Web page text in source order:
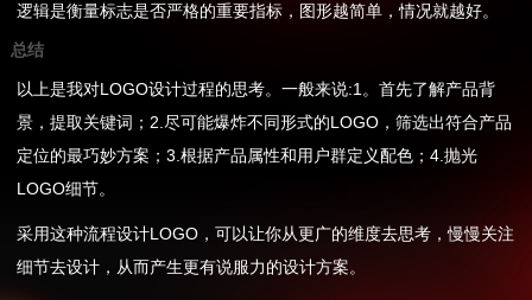
逻辑是衡量标志是否严格的重要指标，图形越简单，情况就越好。
总结
以上是我对LOGO设计过程的思考。一般来说:1。首先了解产品背
景，提取关键词；2.尽可能爆炸不同形式的LOGO，筛选出符合产品
定位的最巧妙方案；3.根据产品属性和用户群定义配色；4.抛光
LOGO细节。
采用这种流程设计LOGO，可以让你从更广的维度去思考，慢慢关注
细节去设计，从而产生更有说服力的设计方案。